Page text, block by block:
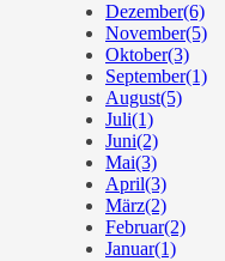
Dezember(6)
November(5)
Oktober(3)
September(1)
August(5)
Juli(1)
Juni(2)
Mai(3)
April(3)
März(2)
Februar(2)
Januar(1)